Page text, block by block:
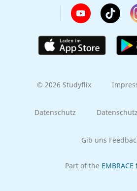
© 2026 Studyflix
Datenschutz
Gib uns
Part of the